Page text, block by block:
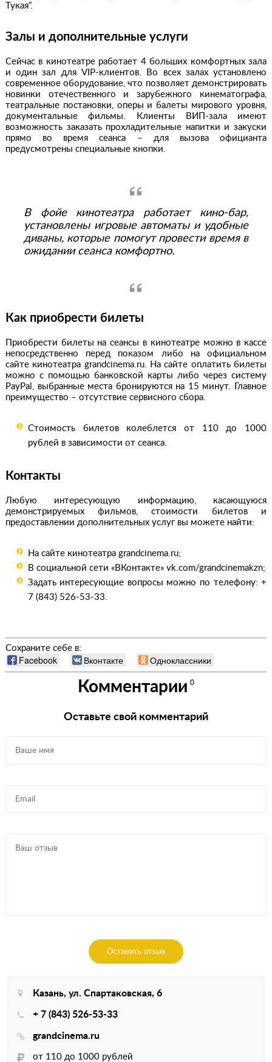
Тукая”.
Залы и дополнительные услуги
Сейчас в кинотеатре работает 4 больших комфортных зала
и один зал для VIP-клиентов. Во всех залах установлено
современное оборудование, что позволяет демонстрировать
новинки отечественного и зарубежного кинематографа,
театральные постановки, оперы и балеты мирового уровня,
документальные фильмы. Клиенты ВИП-зала имеют
возможность заказать прохладительные напитки и закуски
прямо во время сеанса – для вызова официанта
предусмотрены специальные кнопки.
В фойе кинотеатра работает кино-бар,
установлены игровые автоматы и удобные
диваны, которые помогут провести время в
ожидании сеанса комфортно.
Как приобрести билеты
Приобрести билеты на сеансы в кинотеатре можно в кассе
непосредственно перед показом либо на официальном
сайтекинотеатра grandcinema.ru. На сайте оплатить билеты
можно с помощью банковской карты либо через систему
PayPal, выбранные места бронируются на 15 минут. Главное
преимущество – отсутствие сервисного сбора.
Стоимость билетов колеблется от 110 до 1000
рублей в зависимости от сеанса.
Контакты
Любую интересующую информацию, касающуюся
демонстрируемых фильмов, стоимости билетов и
предоставлении дополнительных услуг вы можете найти:
На сайте кинотеатра grandcinema.ru;
В социальной сети «ВКонтакте» vk.com/grandcinemakzn;
Задать интересующие вопросы можно по телефону: +
7 (843) 526-53-33.
Сохраните себе в:
Facebook Вконтакте Одноклассники
Комментарии 0
Оставьте свой комментарий
Оставить отзыв
Казань, ул. Спартаковская, 6
+ 7 (843) 526-53-33
grandcinema.ru
от 110 до 1000 рублей